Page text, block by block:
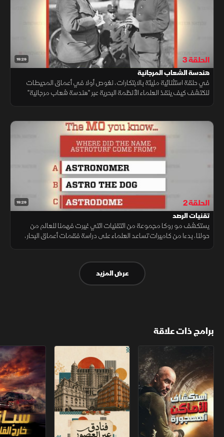
19:29 الحلقة 3
هندسة الشعاب المرجانية
في حلقة استثنائية مليئة بالابتكارات، نغوص أولا في أعماق المحيطات
لنكتشف كيف ينقذ العلماء الأنظمة البحرية عبر "هندسة شعاب مرجانية"
19:29 الحلقة 2
تقنيات الرصد
يستكشف مو روكا مجموعة من التقنيات التي غيرت فهمنا للعالم من
حولنا، بدءا من كاميرات تساعد العلماء على دراسة فقمات أعماق البحار،
عرض المزيد
برامج ذات علاقة
استكشاف الأماكن المهجورة فنادق عبر العصور سباق خارج